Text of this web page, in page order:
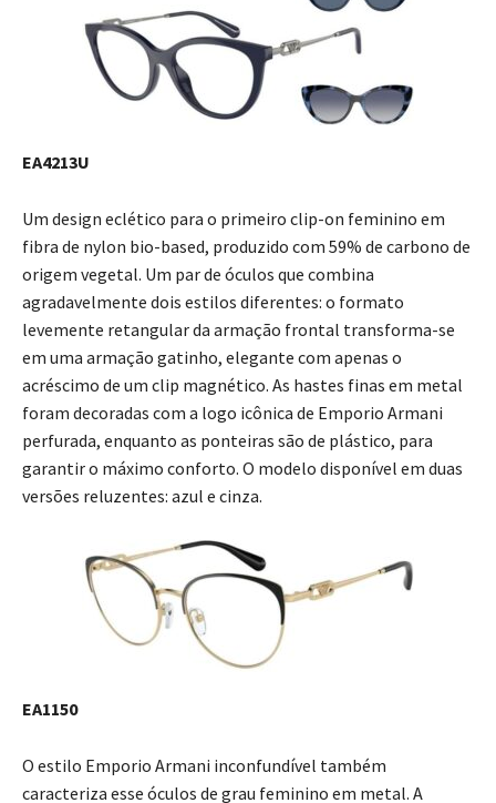
EA4213U
Um design eclético para o primeiro clip-on feminino em
fibra de nylon bio-based, produzido com 59% de carbono de
origem vegetal. Um par de óculos que combina
agradavelmente dois estilos diferentes: o formato
levemente retangular da armação frontal transforma-se
em uma armação gatinho, elegante com apenas o
acréscimo de um clip magnético. As hastes finas em metal
foram decoradas com a logo icônica de Emporio Armani
perfurada, enquanto as ponteiras são de plástico, para
garantir o máximo conforto. O modelo disponível em duas
versões reluzentes: azul e cinza.
EA1150
O estilo Emporio Armani inconfundível também
caracteriza esse óculos de grau feminino em metal. A